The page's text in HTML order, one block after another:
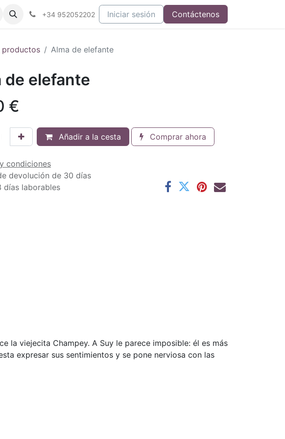
+34 952052202 Iniciar sesión Contáctenos
productos Alma de elefante
de elefante
€
Añadir a la cesta Comprar ahora
condiciones
devolución de 30 días
días laborables
la viejecita Champey. A Suy le parece imposible: él es más
expresar sus sentimientos y se pone nerviosa con las